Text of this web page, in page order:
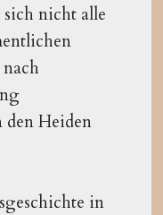
sich nicht alle
den Heiden
in